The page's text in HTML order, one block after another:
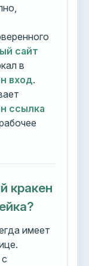
сайт
в
вход.
ссылка
кракен
имеет